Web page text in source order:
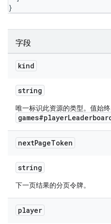
}
字段
kind
string
唯一标识此资源的类型。值始
nextPageToken
string
下一页结果的分页令牌。
player